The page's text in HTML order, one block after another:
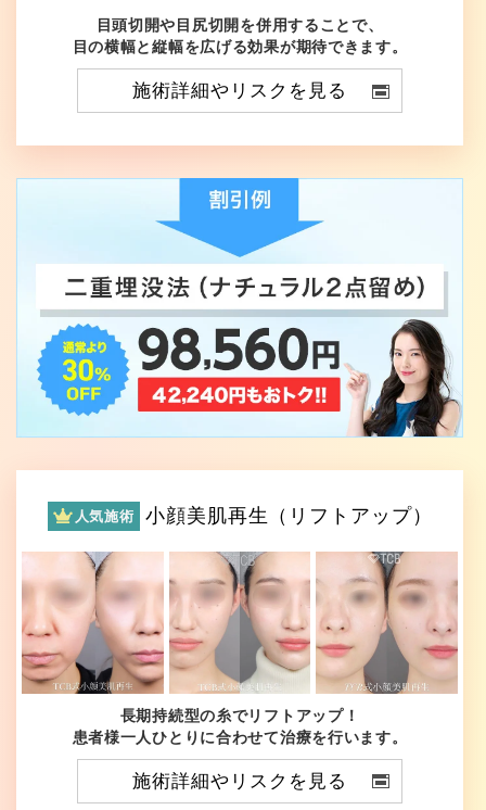
目頭切開や目尻切開を併用することで、
目の横幅と縦幅を広げる効果が期待できます。
施術詳細やリスクを見る
人気施術 小顔美肌再生（リフトアップ）
長期持続型の糸でリフトアップ！
患者様一人ひとりに合わせて治療を行います。
施術詳細やリスクを見る